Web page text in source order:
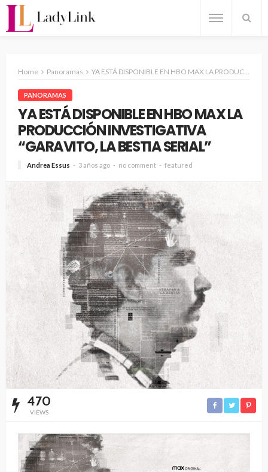
Home Panoramas YA ESTÁ DISPONIBLE EN HBO MAX LA PRODUCCIÓN INVESTIGATIVA “GARAVITO, LA BESTIA SERIAL”
PANORAMAS
YA ESTÁ DISPONIBLE EN HBO MAX LA
PRODUCCIÓN INVESTIGATIVA
“GARAVITO, LA BESTIA SERIAL”
Andrea Essus 3 años ago no comment featured
470
VIEWS